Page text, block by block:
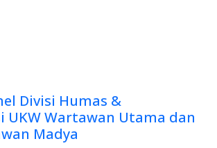
Divisi Humas &
UKW Wartawan Utama dan
Madya